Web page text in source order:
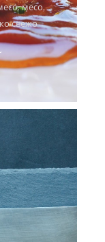
,месо,
свежо